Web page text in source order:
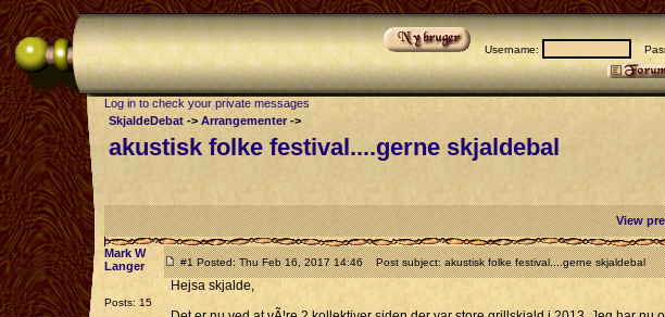
Username:
Log in to check your private messages
SkjaldeDebat -> Arrangementer->
akustisk folke festival....gerne skjaldebal
View
Mark W
Langer
Posts: 15
#1 Posted: Thu Feb 16, 2017 14:46 Post subject: akustisk folke festival....gerne skjaldebal
Hejsa skjalde,